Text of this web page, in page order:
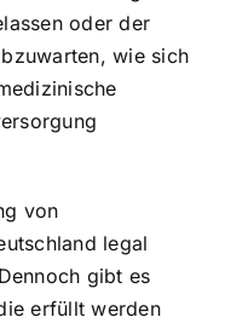
oder der
wie sich
von
legal
gibt es
erfüllt werden